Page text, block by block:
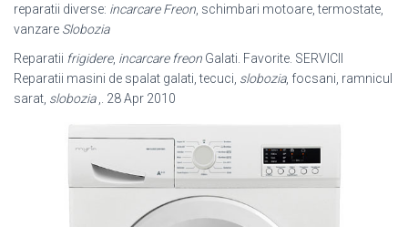
reparatii diverse: incarcare Freon , schimbari motoare, termostate,
vanzare Slobozia
Reparatii frigidere, incarcare freon Galati. Favorite. SERVICII
Reparatii masini de spalat galati, tecuci, slobozia, focsani, ramnicul
sarat, slobozia,. 28 Apr 2010